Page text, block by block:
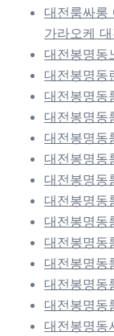
대전룸싸롱
가라오케
대전봉명동
대전봉명동
대전봉명동
대전봉명동
대전봉명동
대전봉명동
대전봉명동
대전봉명동
대전봉명동
대전봉명동
대전봉명동
대전봉명동
대전봉명동
대전봉명동